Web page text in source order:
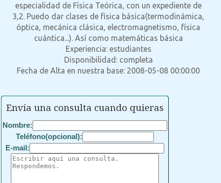
especialidad de Física Teórica, con un expediente de
3,2. Puedo dar clases de física básica(termodinámica,
óptica, mecánica clásica, electromagnetismo, física
cuántica...). Así como matemáticas básica
Experiencia: estudiantes
Disponibilidad: completa
Fecha de Alta en nuestra base: 2008-05-08 00:00:00
Envía una consulta cuando quieras
Nombre:
Teléfono(opcional):
E-mail: